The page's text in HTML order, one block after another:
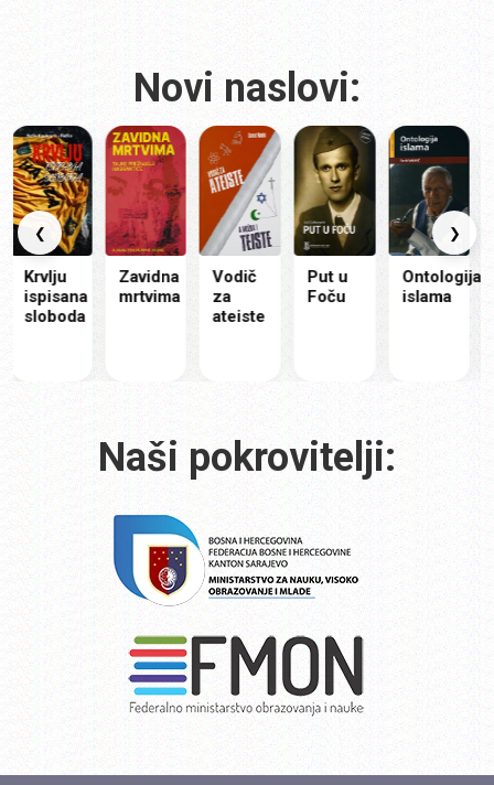
Novi naslovi:
❮
Zavidna
mrtvima
Vodič
za
ateiste
Put u
Foču
Ontologija
islama
❯
Naši pokrovitelji: